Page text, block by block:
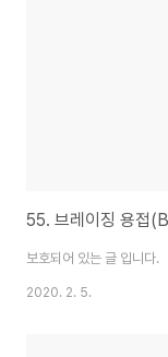
55. 브레이징 용접
보호되어 있는 글 입니다.
2020. 2. 5.